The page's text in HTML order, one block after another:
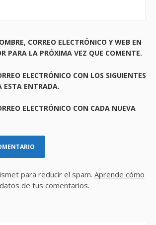
CORREO ELECTRÓNICO Y WEB EN
PARA LA PRÓXIMA VEZ QUE COMENTE.
ELECTRÓNICO CON LOS SIGUIENTES
ESTA ENTRADA.
ELECTRÓNICO CON CADA NUEVA
para reducir el spam. Aprende cómo
de tus comentarios.